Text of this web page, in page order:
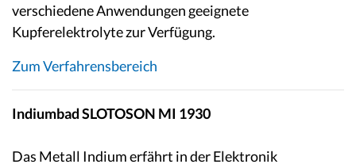
verschiedene Anwendungen geeignete
Kupferelektrolyte zur Verfügung.
Zum Verfahrensbereich
Indiumbad SLOTOSON MI 1930
Das Metall Indium erfährt in der Elektronik